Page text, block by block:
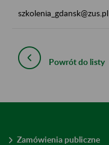
szkolenia_gdansk@zus.pl
Powrót do listy
Zamówienia publiczne